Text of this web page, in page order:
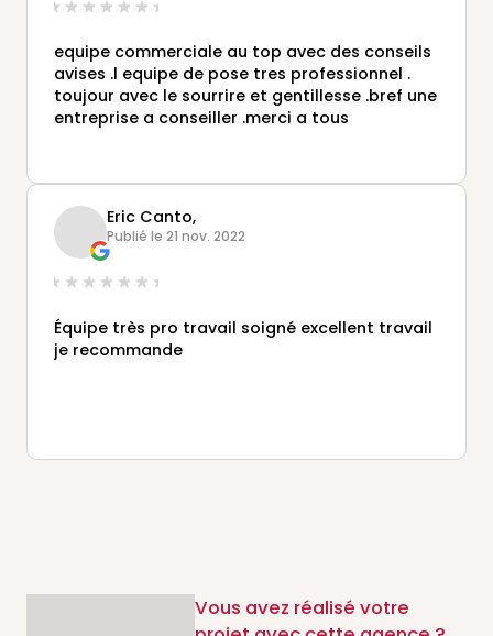
equipe commerciale au top avec des conseils
avises .l equipe de pose tres professionnel .
toujour avec le sourrire et gentillesse .bref une
entreprise a conseiller .merci a tous
Eric Canto,
Publié le 21 nov. 2022
Équipe très pro travail soigné excellent travail
je recommande
Vous avez réalisé votre